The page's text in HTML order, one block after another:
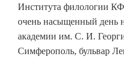
Института филологии
очень насыщенный день
академии им. С. И.
Симферополь, бульвар